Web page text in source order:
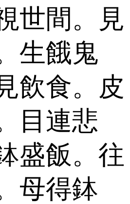
世間。見
生餓鬼
飲食。皮
目連悲
盛飯。往
母得鉢